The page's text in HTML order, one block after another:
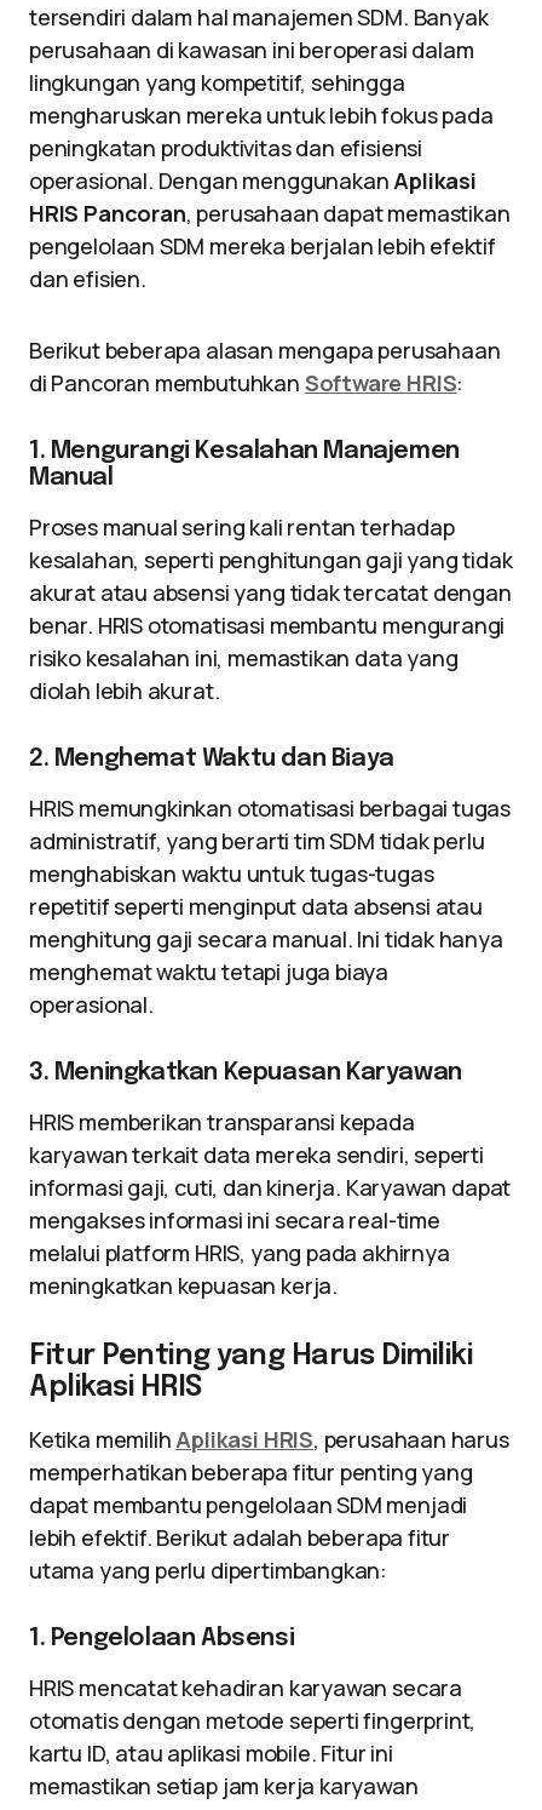
tersendiri dalam hal manajemen SDM. Banyak
perusahaan di kawasan ini beroperasi dalam
lingkungan yang kompetitif, sehingga
mengharuskan mereka untuk lebih fokus pada
peningkatan produktivitas dan efisiensi
operasional. Dengan menggunakanAplikasi
HRIS Pancoran, perusahaan dapat memastikan
pengelolaan SDM mereka berjalan lebih efektif
dan efisien.
Berikut beberapa alasan mengapa perusahaan
di Pancoran membutuhkan Software HRIS:
1. Mengurangi Kesalahan Manajemen
Manual
Proses manual sering kali rentan terhadap
kesalahan, seperti penghitungan gaji yang tidak
akurat atau absensi yang tidak tercatat dengan
benar. HRIS otomatisasi membantu mengurangi
risiko kesalahan ini, memastikan data yang
diolah lebih akurat.
2. Menghemat Waktu dan Biaya
HRIS memungkinkan otomatisasi berbagai tugas
administratif, yang berarti tim SDM tidak perlu
menghabiskan waktu untuk tugas-tugas
repetitif seperti menginput data absensi atau
menghitung gaji secara manual. Ini tidak hanya
menghemat waktu tetapi juga biaya
operasional.
3. Meningkatkan Kepuasan Karyawan
HRIS memberikan transparansi kepada
karyawan terkait data mereka sendiri, seperti
informasi gaji, cuti, dan kinerja. Karyawan dapat
mengakses informasi ini secara real-time
melalui platform HRIS, yang pada akhirnya
meningkatkan kepuasan kerja.
Fitur Penting yang Harus Dimiliki
Aplikasi HRIS
Ketika memilih Aplikasi HRIS, perusahaan harus
memperhatikan beberapa fitur penting yang
dapat membantu pengelolaan SDM menjadi
lebih efektif. Berikut adalah beberapa fitur
utama yang perlu dipertimbangkan:
1. Pengelolaan Absensi
HRIS mencatat kehadiran karyawan secara
otomatis dengan metode seperti fingerprint,
kartu ID, atau aplikasi mobile. Fitur ini
memastikan setiap jam kerja karyawan